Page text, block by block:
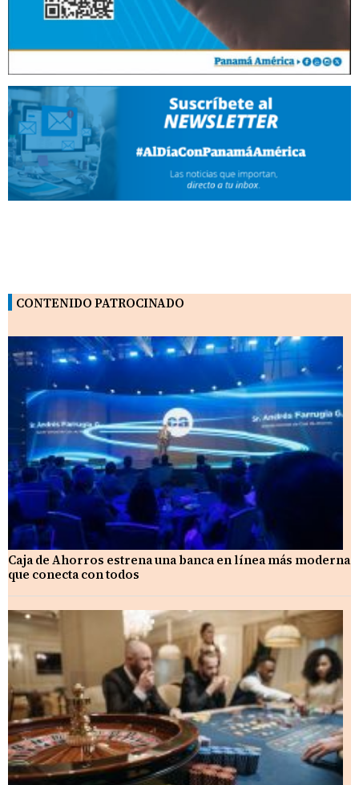
CONTENIDO PATROCINADO
Caja de Ahorros estrena una banca en línea más moderna
que conecta con todos